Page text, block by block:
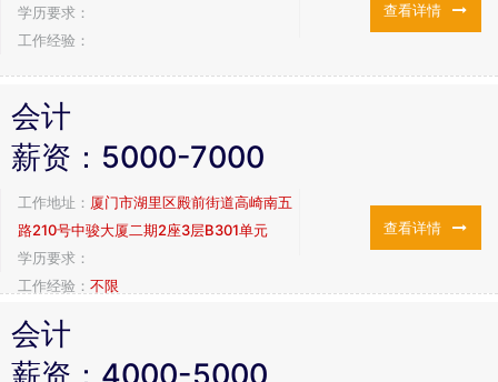
学历要求：
工作经验：
查看详情
会计
薪资： 5000-7000
工作地址： 厦门市湖里区殿前街道高崎南五
路210号中骏大厦二期2座3层B301单元
学历要求：
工作经验： 不限
查看详情
会计